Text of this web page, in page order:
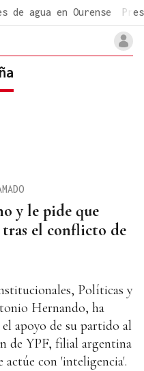
de agua en Ourense
y le pide que
el conflicto de
Políticas y
Hernando, ha
apoyo de su partido al
de YPF, filial argentina
actúe con 'inteligencia'.